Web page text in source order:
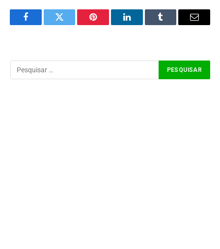
FacebookTwitter Pinterest LinkedInTumblr Email